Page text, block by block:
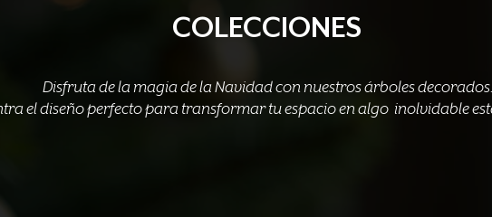
COLECCIONES
Disfruta de la magia de la Navidad con nuestros árboles decorados.
el diseño perfecto para transformar tu espacio en algo inolvidable